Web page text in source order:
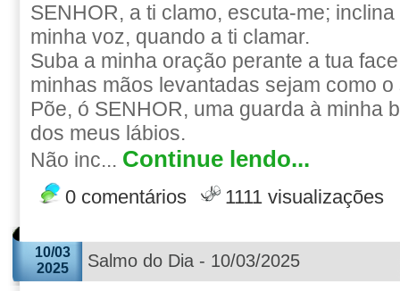
SENHOR, a ti clamo, escuta-me;
minha voz, quando a ti clamar.
Suba a minha oração perante a tua
minhas mãos levantadas sejam como
Põe, ó SENHOR, uma guarda à minha
dos meus lábios.
Não inc... Continue lendo...
0 comentários 1111 visualizações
10/03
2025
Salmo do Dia - 10/03/2025